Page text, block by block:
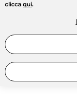
clicca qui.